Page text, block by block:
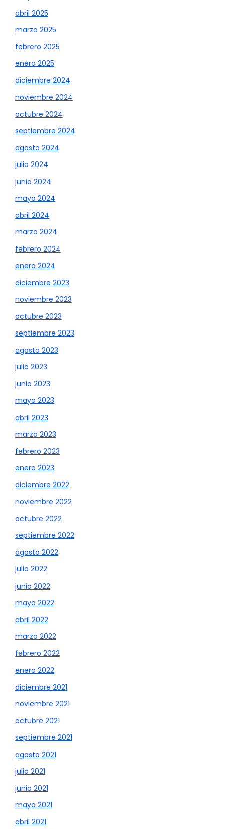
abril 2025
marzo 2025
febrero 2025
enero 2025
diciembre 2024
noviembre 2024
octubre 2024
septiembre 2024
agosto 2024
julio 2024
junio 2024
mayo 2024
abril 2024
marzo 2024
febrero 2024
enero 2024
diciembre 2023
noviembre 2023
octubre 2023
septiembre 2023
agosto 2023
julio 2023
junio 2023
mayo 2023
abril 2023
marzo 2023
febrero 2023
enero 2023
diciembre 2022
noviembre 2022
octubre 2022
septiembre 2022
agosto 2022
julio 2022
junio 2022
mayo 2022
abril 2022
marzo 2022
febrero 2022
enero 2022
diciembre 2021
noviembre 2021
octubre 2021
septiembre 2021
agosto 2021
julio 2021
junio 2021
mayo 2021
abril 2021